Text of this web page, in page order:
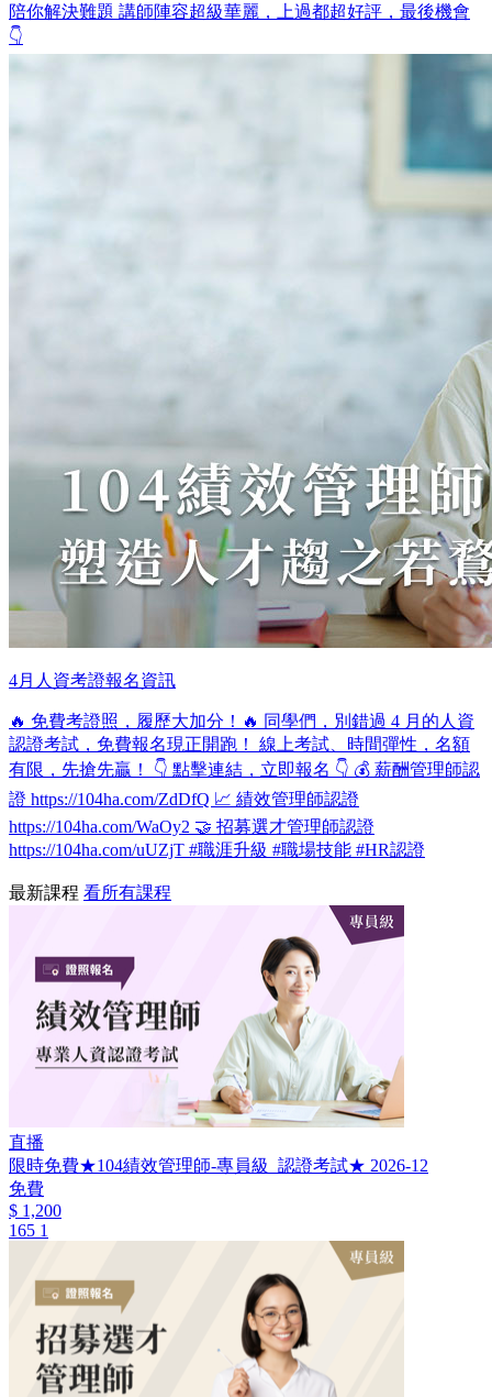
陪你解決難題 講師陣容超級華麗，上過都超好評，最後機會
👇
4月人資考證報名資訊
🔥 免費考證照，履歷大加分！🔥 同學們，別錯過 4 月的人資
認證考試，免費報名現正開跑！ 線上考試、時間彈性，名額
有限，先搶先贏！ 👇 點擊連結，立即報名 👇 💰 薪酬管理師認
證 https://104ha.com/ZdDfQ 📈 績效管理師認證
https://104ha.com/WaOy2 🤝 招募選才管理師認證
https://104ha.com/uUZjT #職涯升級 #職場技能 #HR認證
最新課程 看所有課程
直播
限時免費★104績效管理師-專員級_認證考試★ 2026-12
免費
$ 1,200
165 1